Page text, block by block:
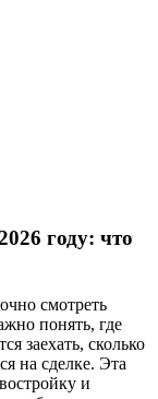
году: что
смотреть
понять, где
заехать, сколько
на сделке. Эта
и